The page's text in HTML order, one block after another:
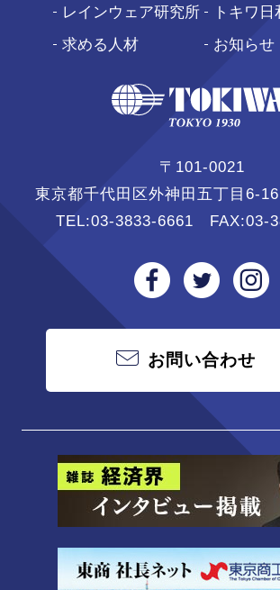
〒101-0021
東京都千代田区外神田五丁目6-
TEL:03-3833-6661 FAX:03-
レインウェア研究所
トキワ日
求める人材
お知らせ
お問い合わせ